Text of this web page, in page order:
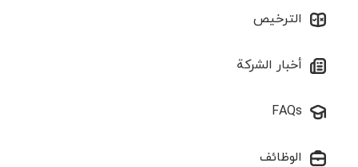
الشراكة
الترخيص
أخبار الشركة
FAQs
الوظائف